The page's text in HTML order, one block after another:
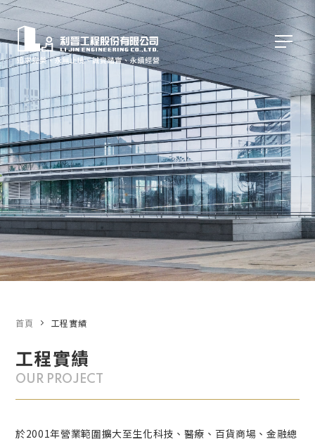
工程實績
OUR PROJECT
於2001年營業範圍擴大至生化科技、醫療、百貨商場、金融總
首頁 工程實績